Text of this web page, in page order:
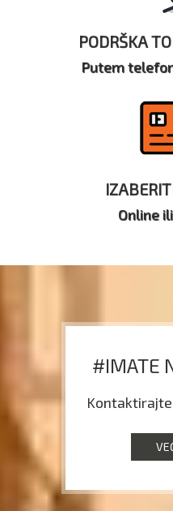
PODRŠKA
Putem
Online
#IMATE